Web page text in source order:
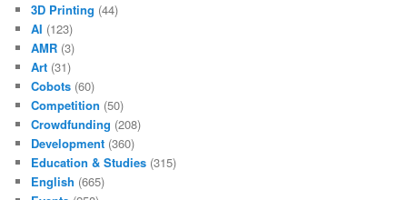
3D Printing (44)
AI (123)
AMR (3)
Art (31)
Cobots (60)
Competition (50)
Crowdfunding (208)
Development (360)
Education & Studies (315)
English (665)